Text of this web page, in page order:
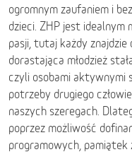
ogromnym zaufaniem i
dzieci. ZHP jest idealnym
pasji, tutaj każdy znajdzie
dorastająca młodzież
czyli osobami aktywnymi
potrzeby drugiego
naszych szeregach.
poprzez możliwość
programowych,